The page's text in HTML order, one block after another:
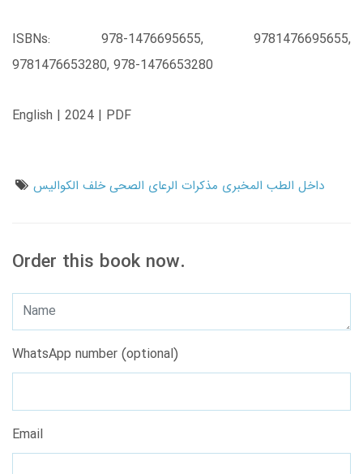
ISBNs: 978-1476695655, 9781476695655,
9781476653280, 978-1476653280
English | 2024 | PDF
داخل الطب المخبری مذکرات الرعای الصحی خلف الکوالیس
Order this book now.
WhatsApp number (optional)
Email